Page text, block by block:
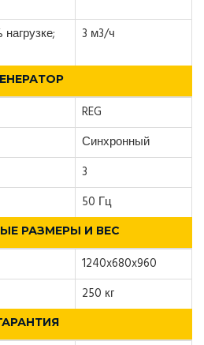
3 м3/ч
REG
Синхронный
3
50 Гц
РАЗМЕРЫ И ВЕС
1240x680x960
250 кг